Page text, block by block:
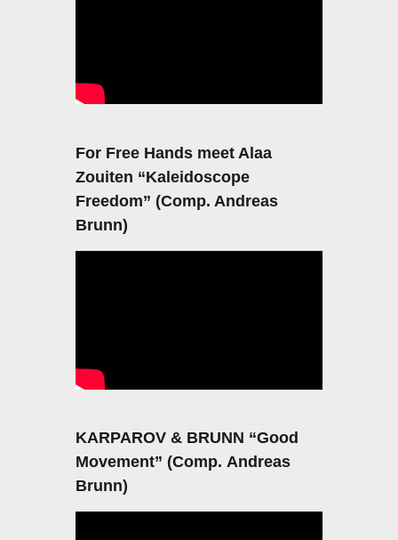
For Free Hands meet Alaa
Zouiten “Kaleidoscope
Freedom” (Comp. Andreas
Brunn)
KARPAROV & BRUNN “Good
Movement” (Comp. Andreas
Brunn)